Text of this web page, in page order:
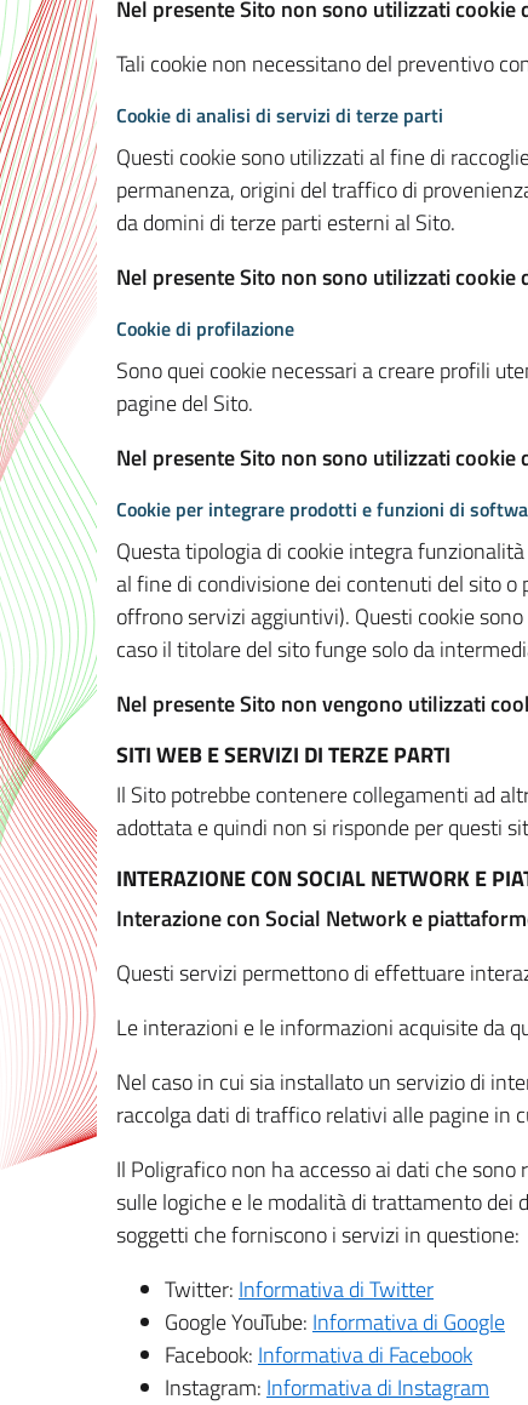
Nel presente Sito non sono utilizzati cookie
Tali cookie non necessitano del preventivo
Cookie di analisi di servizi di terze parti
Questi cookie sono utilizzati al fine di
permanenza, origini del traffico di
da domini di terze parti esterni al Sito.
Nel presente Sito non sono utilizzati cookie
Cookie di profilazione
Sono quei cookie necessari a creare profili
pagine del Sito.
Nel presente Sito non sono utilizzati cookie
Cookie per integrare prodotti e funzioni di
Questa tipologia di cookie integra
al fine di condivisione dei contenuti del sito
offrono servizi aggiuntivi). Questi cookie
caso il titolare del sito funge solo da
Nel presente Sito non vengono utilizzati
SITI WEB E SERVIZI DI TERZE PARTI
Il Sito potrebbe contenere collegamenti ad
adottata e quindi non si risponde per questi
INTERAZIONE CON SOCIAL NETWORK E
Interazione con Social Network e
Questi servizi permettono di effettuare
Le interazioni e le informazioni acquisite da
Nel caso in cui sia installato un servizio di
raccolga dati di traffico relativi alle pagine in
Il Poligrafico non ha accesso ai dati che
sulle logiche e le modalità di trattamento
soggetti che forniscono i servizi in questione:
Twitter: Informativa di Twitter
Google YouTube: Informativa di Google
Facebook: Informativa di Facebook
Instagram: Informativa di Instagram